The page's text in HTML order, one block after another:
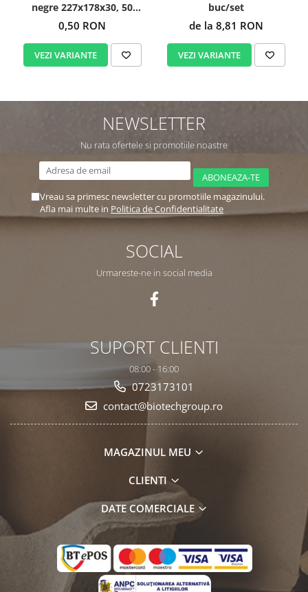
negre 227x178x30, 50
buc/set
0,50 RON
VEZI VARIANTE
buc/set
de la 8,81 RON
VEZI VARIANTE
NEWSLETTER
Nu rata ofertele si promotiile noastre
Vreau sa primesc newsletter cu promotiile magazinului.
Afla mai multe in Politica de Confidentialitate
SOCIAL
Urmareste-ne in social media
SUPORT CLIENTI
08:00 - 16:00
0723173101
contact@biotechgroup.ro
MAGAZINUL MEU
CLIENTI
DATE COMERCIALE